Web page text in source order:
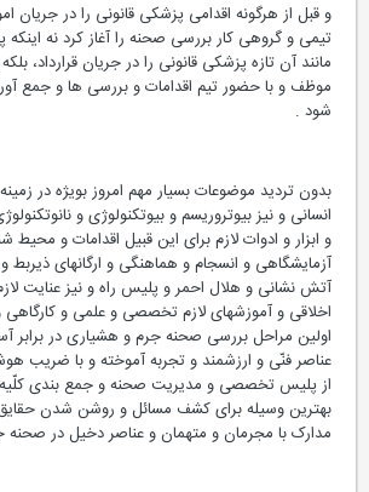
و قبل از هرگونه اقدامی پزشکی قانونی را در جریان
تیمی و گروهی کار بررسی صحنه را آغاز کرد نه اینکه
مانند آن تازه پزشکی قانونی را در جریان قرارداد، بلکه
موظف و با حضور تیم اقدامات و بررسی ها و جمع آوری
شود .
بدون تردید موضوعات بسیار مهم امروز بویژه در زمینه
انسانی و نیز بیوتروریسم و بیوتکنولوژی و
و ابزار و ادوات لازم برای این قبیل اقدامات و محیط
آزمایشگاهی و انسجام و هماهنگی و ارگانهای ذیربط و
آتش نشانی و هلال احمر و پلیس راه و نیز عنایت
اخلاقی و آموزشهای لازم تخصصی و علمی و کارگاهی و
اولین مراحل بررسی صحنه جرم و هشیاری در برابر
عناصر فنّی و ارزشمند و تجربه آموخته و با ضریب
از پلیس تخصصی و مدیریت صحنه و جمع بندی کلّیه
بهترین وسیله برای کشف مسائل و روشن شدن حقایق و
مدارک با مجرمان و متهمان و عناصر دخیل در صحنه